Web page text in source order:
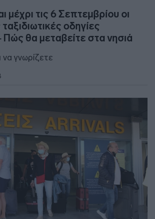
μέχρι τις 6 Σεπτεμβρίου οι
οδηγίες
Πώς θα μεταβείτε στα νησιά
γνωρίζετε